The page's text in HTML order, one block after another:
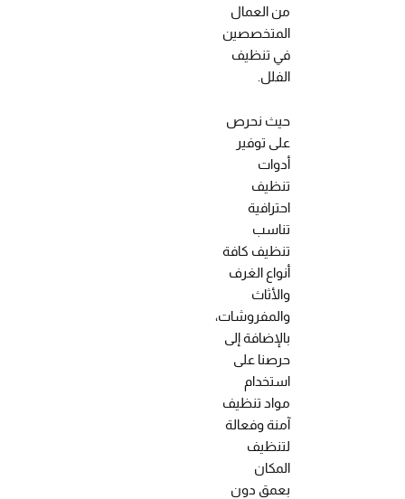
من العمال
المتخصصين
في تنظيف
الفلل.
حيث نحرص
على توفير
أدوات
تنظيف
احترافية
تناسب
تنظيف كافة
أنواع الغرف
والأثاث
والمفروشات،
بالإضافة إلى
حرصنا على
استخدام
مواد تنظيف
آمنة وفعالة
لتنظيف
المكان
بعمق دون